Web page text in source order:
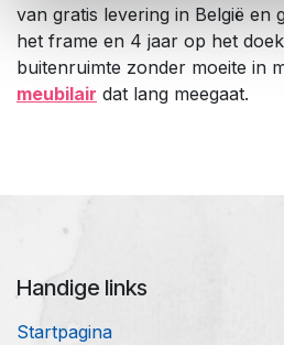
van gratis levering in België en
het frame en 4 jaar op het
buitenruimte zonder moeite in
meubilair dat lang meegaat.
Handige links
Startpagina